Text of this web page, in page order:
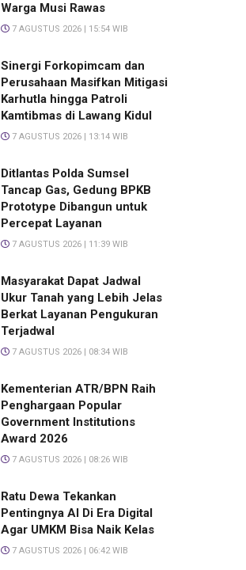
Warga Musi Rawas
7 AGUSTUS 2026 | 15:54 WIB
Sinergi Forkopimcam dan
Perusahaan Masifkan Mitigasi
Karhutla hingga Patroli
Kamtibmas di Lawang Kidul
7 AGUSTUS 2026 | 13:14 WIB
Ditlantas Polda Sumsel
Tancap Gas, Gedung BPKB
Prototype Dibangun untuk
Percepat Layanan
7 AGUSTUS 2026 | 11:39 WIB
Masyarakat Dapat Jadwal
Ukur Tanah yang Lebih Jelas
Berkat Layanan Pengukuran
Terjadwal
7 AGUSTUS 2026 | 08:34 WIB
Kementerian ATR/BPN Raih
Penghargaan Popular
Government Institutions
Award 2026
7 AGUSTUS 2026 | 08:26 WIB
Ratu Dewa Tekankan
Pentingnya AI Di Era Digital
Agar UMKM Bisa Naik Kelas
7 AGUSTUS 2026 | 06:42 WIB